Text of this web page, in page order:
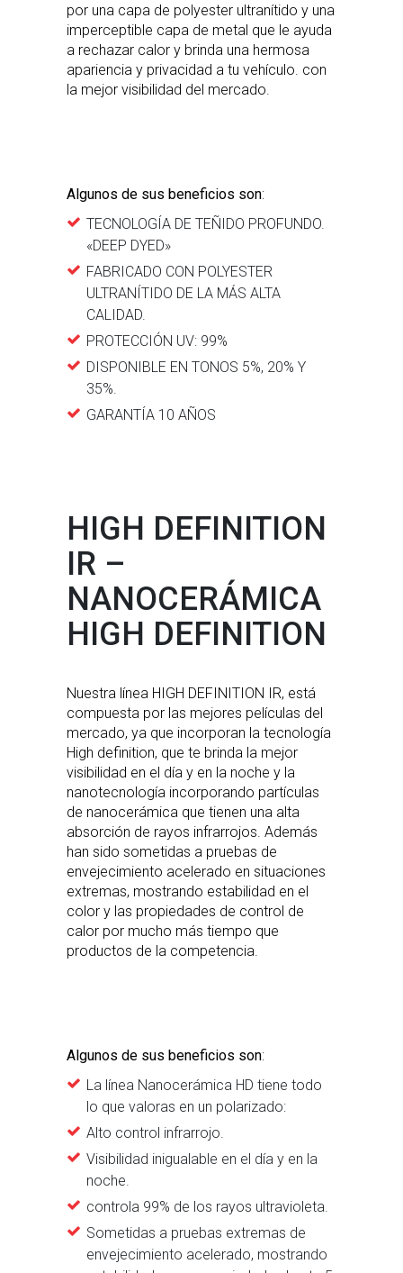
por una capa de polyester ultranítido y una
imperceptible capa de metal que le ayuda
a rechazar calor y brinda una hermosa
apariencia y privacidad a tu vehículo. con
la mejor visibilidad del mercado.
Algunos de sus beneficios son:
TECNOLOGÍA DE TEÑIDO PROFUNDO.
«DEEP DYED»
FABRICADO CON POLYESTER
ULTRANÍTIDO DE LA MÁS ALTA
CALIDAD.
PROTECCIÓN UV: 99%
DISPONIBLE EN TONOS 5%, 20% Y
35%.
GARANTÍA 10 AÑOS
HIGH DEFINITION
IR –
NANOCERÁMICA
HIGH DEFINITION
Nuestra línea HIGH DEFINITION IR, está
compuesta por las mejores películas del
mercado, ya que incorporan la tecnología
High definition, que te brinda la mejor
visibilidad en el día y en la noche y la
nanotecnología incorporando partículas
de nanocerámica que tienen una alta
absorción de rayos infrarrojos. Además
han sido sometidas a pruebas de
envejecimiento acelerado en situaciones
extremas, mostrando estabilidad en el
color y las propiedades de control de
calor por mucho más tiempo que
productos de la competencia.
Algunos de sus beneficios son:
La línea Nanocerámica HD tiene todo
lo que valoras en un polarizado:
Alto control infrarrojo.
Visibilidad inigualable en el día y en la
noche.
controla 99% de los rayos ultravioleta.
Sometidas a pruebas extremas de
envejecimiento acelerado, mostrando